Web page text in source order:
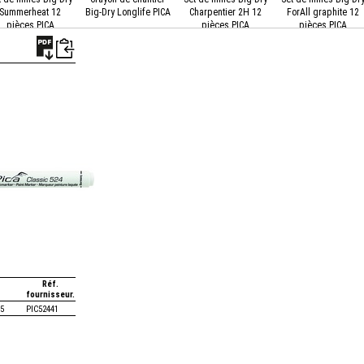
Summerheat 12
pièces PICA
Big-Dry Longlife PICA
Charpentier 2H 12
pièces PICA
ForAll graphite 12
pièces PICA